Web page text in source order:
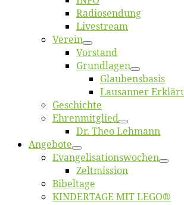
Ra­dio­sen­dung
Live­stream
Ver­ein
Vor­stand
Grund­la­gen
Glaubens­ba­sis
Lausan­ner
Ge­schich­te
Eh­ren­mit­glied
Dr. Theo Lehmann
An­ge­bo­te
Evangelisa­tions­wo­chen
Zelt­mis­si­on
Bi­bel­ta­ge
KINDERTAGE MIT LEGO®